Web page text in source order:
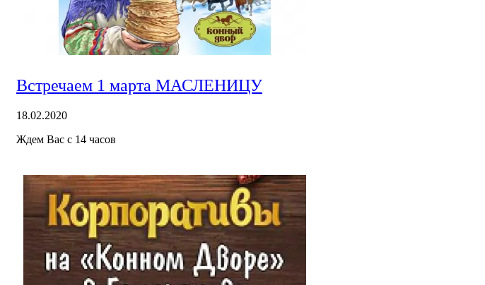
Встречаем 1 марта МАСЛЕНИЦУ
18.02.2020
Ждем Вас с 14 часов